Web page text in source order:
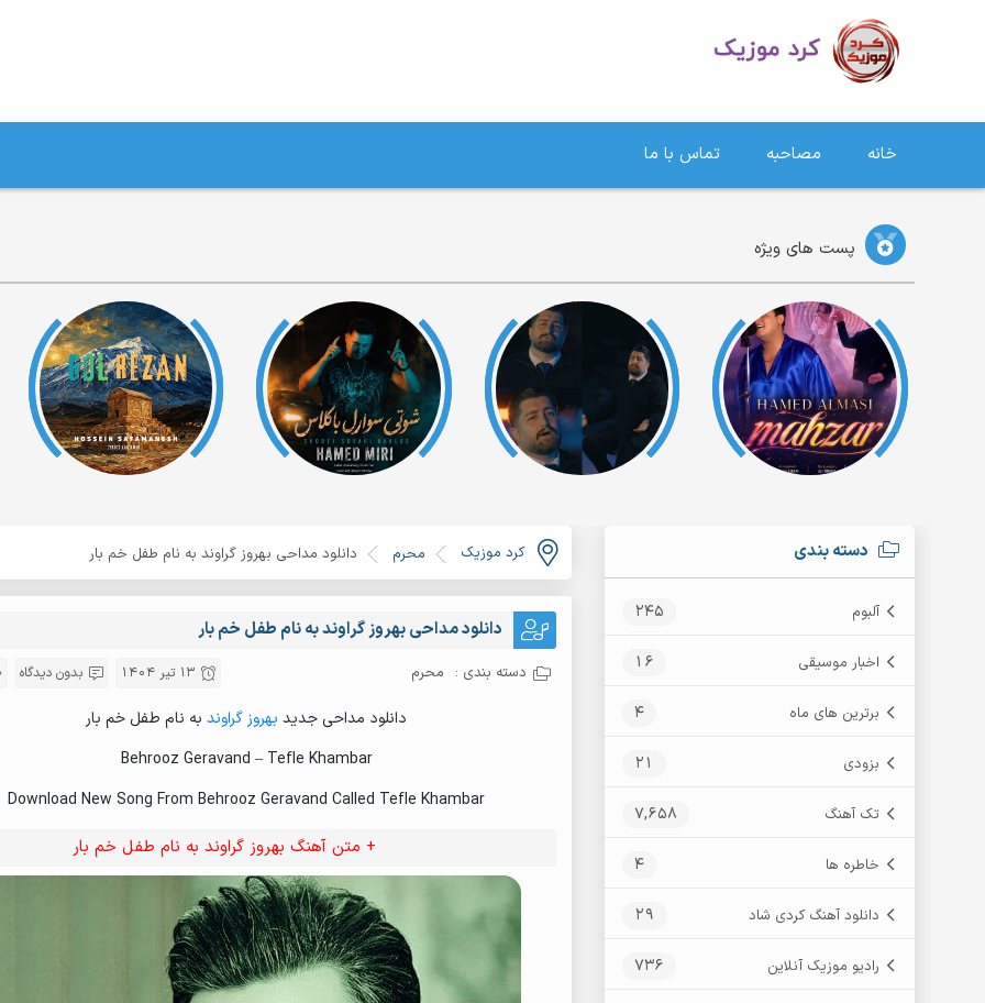
خانه مصاحبه تماس با ما
پست های ویژه
دسته بندی
آلبوم 245
اخبار موسیقی 16
برترین های ماه 4
بزودی 21
تک آهنگ 7,658
خاطره ها 4
دانلود آهنگ کردی شاد 29
رادیو موزیک آنلاین 736
کرد موزیک محرم دانلود مداحی بهروز گراوند به نام طفل خم بار
دانلود مداحی بهروز گراوند به نام طفل خم بار
دسته بندی : محرم بدون دیدگاه 13 تیر 1404
دانلود مداحی جدید بهروز گراوند به نام طفل خم بار
Behrooz Geravand – Tefle Khambar
Download New Song From Behrooz Geravand Called Tefle Khambar
+ متن آهنگ بهروز گراوند به نام طفل خم بار